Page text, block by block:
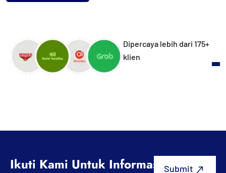
Dipercaya lebih dari 175+
klien
Ikuti Kami Untuk Informasi Terbaru